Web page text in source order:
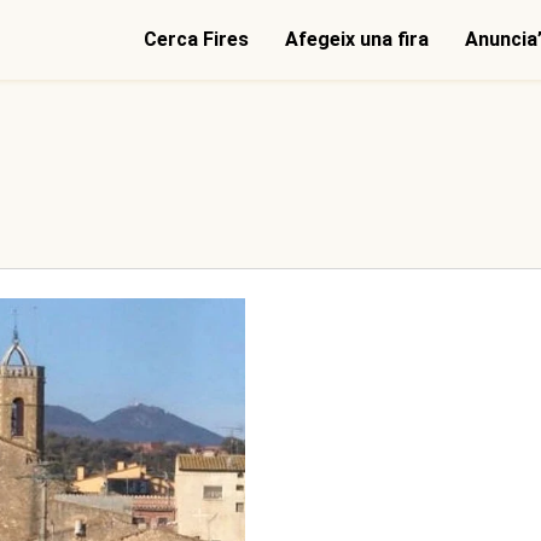
Cerca Fires Afegeix una fira